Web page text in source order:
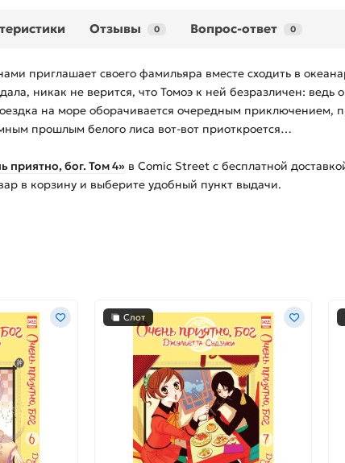
Отзывы 0 Вопрос-ответ 0
приглашает своего фамильяра вместе сходить в
никак не верится, что Томоэ к ней безразличен:
на море оборачивается очередным
прошлым белого лиса вот-вот приоткроется…
приятно, бог. Том 4» в Comic Street с бесплатной
в корзину и выберите удобный пункт выдачи.
Слот